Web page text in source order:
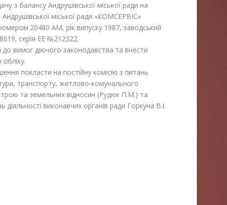
з балансу Андрушівської міської ради на
міської ради «КОМСЕРВІС»
20480 АМ, рік випуску 1987, заводський
серія ЕЕ №212322.
до вимог діючого законодавства та внести
обліку.
покласти на постійну комісію з питань
транспорту, житлово-комунального
та земельних відносин (Рудюк П.М.) та
діяльності виконавчих органів ради Горкуна В.І.